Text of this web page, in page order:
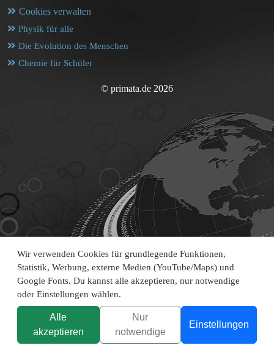
Wir verwenden Cookies für grundlegende Funktionen,
Statistik, Werbung, externe Medien (YouTube/Maps) und
Google Fonts. Du kannst alle akzeptieren, nur notwendige
oder Einstellungen wählen.
Alle
akzeptieren
Nur
notwendige
Einstellungen
Cookies verwalten
Physik für alle
Die Evolution des Menschen
Chemie für Schüler
© primata.de 2026